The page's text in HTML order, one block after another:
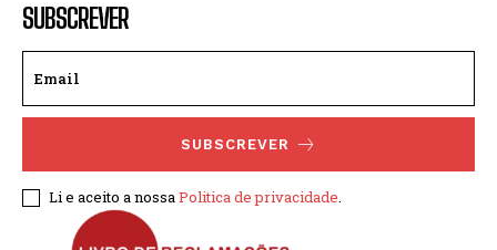
SUBSCREVER
SUBSCREVER
Li e aceito a nossaPolitica de privacidade.